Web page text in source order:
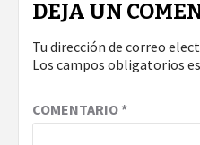
DEJA UN
Tu dirección de correo
Los campos obligatorios
COMENTARIO*